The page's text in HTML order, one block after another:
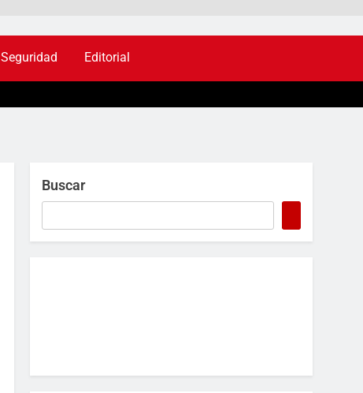
Seguridad Editorial
Buscar